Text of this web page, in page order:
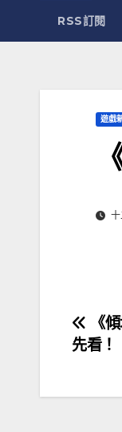
RSS訂閱
遊戲
文
章
導
《
先看！